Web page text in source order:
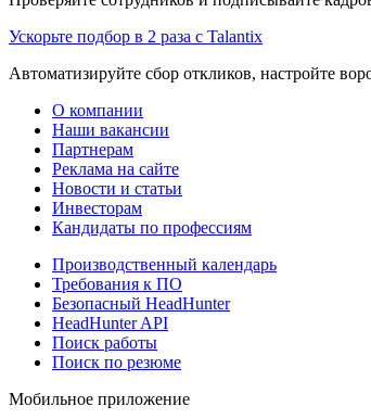
Ускорьте подбор в 2 раза с Talantix
Автоматизируйте сбор откликов, настройте
О компании
Наши вакансии
Партнерам
Реклама на сайте
Новости и статьи
Инвесторам
Кандидаты по профессиям
Производственный календарь
Требования к ПО
Безопасный HeadHunter
HeadHunter API
Поиск работы
Поиск по резюме
Мобильное приложение